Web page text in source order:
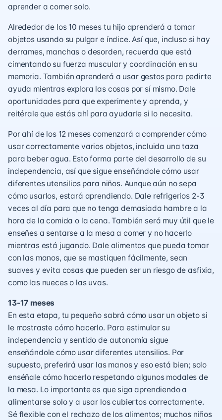
aprender a comer solo.
Alrededor de los 10 meses tu hijo aprenderá a tomar
objetos usando su pulgar e índice. Así que, incluso si hay
derrames, manchas o desorden, recuerda que está
cimentando su fuerza muscular y coordinación en su
memoria. También aprenderá a usar gestos para pedirte
ayuda mientras explora las cosas por sí mismo. Dale
oportunidades para que experimente y aprenda, y
reitérale que estás ahí para ayudarle si lo necesita.
Por ahí de los 12 meses comenzará a comprender cómo
usar correctamente varios objetos, incluida una taza
para beber agua. Esto forma parte del desarrollo de su
independencia, así que sigue enseñándole cómo usar
diferentes utensilios para niños. Aunque aún no sepa
cómo usarlos, estará aprendiendo. Dale refrigerios 2-3
veces al día para que no tenga demasiada hambre a la
hora de la comida o la cena. También será muy útil que le
enseñes a sentarse a la mesa a comer y no hacerlo
mientras está jugando. Dale alimentos que pueda tomar
con las manos, que se mastiquen fácilmente, sean
suaves y evita cosas que pueden ser un riesgo de asfixia,
como las nueces o las uvas.
13-17 meses
En esta etapa, tu pequeño sabrá cómo usar un objeto si
le mostraste cómo hacerlo. Para estimular su
independencia y sentido de autonomía sigue
enseñándole cómo usar diferentes utensilios. Por
supuesto, preferirá usar las manos y eso está bien; solo
enséñale cómo hacerlo respetando algunos modales de
la mesa. Lo importante es que siga aprendiendo a
alimentarse solo y a usar los cubiertos correctamente.
Sé flexible con el rechazo de los alimentos; muchos niños